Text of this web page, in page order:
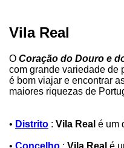
Vila Real
O Coração do Douro e
com grande variedade de
é bom viajar e encontrar
maiores riquezas de
• Distrito : Vila Real é um